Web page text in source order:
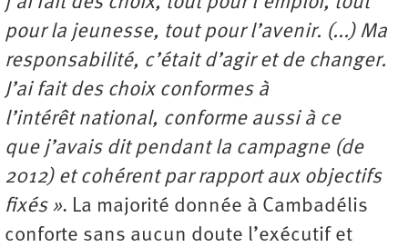
pour la jeunesse, tout pour l’avenir. (...) Ma
responsabilité, c’était d’agir et de changer.
J’ai fait des choix conformes à
l’intérêt national, conforme aussi à ce
que j’avais dit pendant la campagne (de
2012) et cohérent par rapport aux objectifs
fixés ». La majorité donnée à Cambadélis
conforte sans aucun doute l’exécutif et